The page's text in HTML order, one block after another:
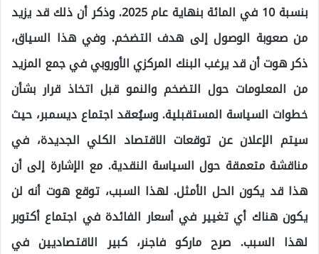
بنسبة 10 في المائة بنهاية عام 2025. وذكر أن ذلك قد يزيد
من صعوبة الوصول إلى هدف التضخم. وفي هذا السياق،
ذكر هوت أن قد يرغب البنك المركزي الأوروبي في جمع المزيد
من المعلومات حول التضخم والنمو قبل اتخاذ قرار بشأن
خطوات السياسة المستقبلية. وسيُعقد اجتماع ديسمبر، حيث
سيتم الإعلان عن توقعات الاقتصاد الكلي الجديدة، في
مناقشة متعمقة حول السياسة النقدية. مع الإشارة إلى أن
هذا قد يكون الحل الأمثل. لهذا السبب، توقع هوت أنه لن
يكون هناك أي تغيير في أسعار الفائدة في اجتماع أكتوبر
لهذا السبب. صرح ماركو فاجنر، كبير الاقتصاديين في